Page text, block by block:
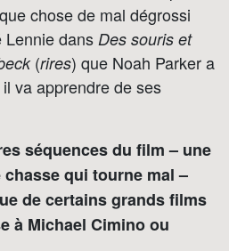
chose de mal dégrossi
Lennie dans Des souris et
(rires) que Noah Parker a
va apprendre de ses
séquences du film – une
qui tourne mal –
de certains grands films
à Michael Cimino ou